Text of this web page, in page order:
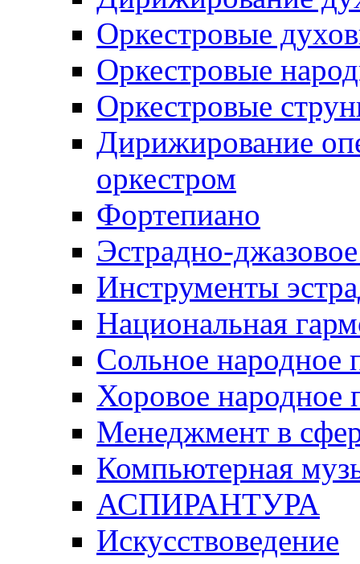
Оркестровые
Оркестровые
Оркестровые
Дирижирование
оркестром
Фортепиано
Эстрадно-
Инструменты
Национальная
Сольное народное
Хоровое народное
Менеджмент в
Компьютерная
АСПИРАНТУРА
Искусствоведение